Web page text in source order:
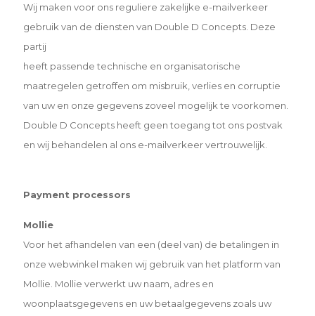
Wij maken voor ons reguliere zakelijke e-mailverkeer
gebruik van de diensten van Double D Concepts. Deze
partij
heeft passende technische en organisatorische
maatregelen getroffen om misbruik, verlies en corruptie
van uw en onze gegevens zoveel mogelijk te voorkomen.
Double D Concepts heeft geen toegang tot ons postvak
en wij behandelen al ons e-mailverkeer vertrouwelijk.
Payment processors
Mollie
Voor het afhandelen van een (deel van) de betalingen in
onze webwinkel maken wij gebruik van het platform van
Mollie. Mollie verwerkt uw naam, adres en
woonplaatsgegevens en uw betaalgegevens zoals uw